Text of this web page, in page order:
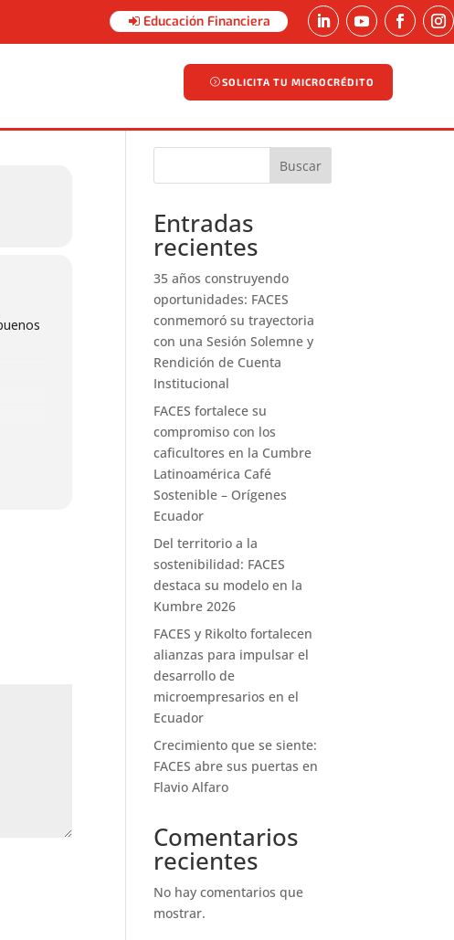
Educación Financiera
SOLICITA TU MICROCRÉDITO
SOLICITA TU MICROCRÉDITO
Buscar
Entradas
recientes
35 años construyendo
oportunidades: FACES
conmemoró su trayectoria
con una Sesión Solemne y
Rendición de Cuenta
Institucional
FACES fortalece su
compromiso con los
caficultores en la Cumbre
Latinoamérica Café
Sostenible – Orígenes
Ecuador
Del territorio a la
sostenibilidad: FACES
destaca su modelo en la
Kumbre 2026
FACES y Rikolto fortalecen
alianzas para impulsar el
desarrollo de
microempresarios en el
Ecuador
Crecimiento que se siente:
FACES abre sus puertas en
Flavio Alfaro
Comentarios
recientes
No hay comentarios que
mostrar.